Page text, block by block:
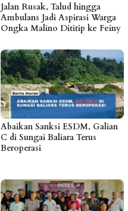
Jalan Rusak, Talud hingga
Ambulans Jadi Aspirasi Warga
Ongka Malino Dititip ke Feiny
Abaikan Sanksi ESDM, Galian
C di Sungai Baliara Terus
Beroperasi